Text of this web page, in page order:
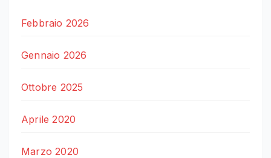
Febbraio 2026
Gennaio 2026
Ottobre 2025
Aprile 2020
Marzo 2020